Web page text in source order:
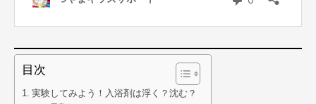
目次
実験してみよう！入浴剤は浮く？沈む？